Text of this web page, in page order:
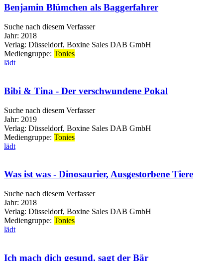
Benjamin Blümchen als Baggerfahrer
Suche nach diesem Verfasser
Jahr: 2018
Verlag: Düsseldorf, Boxine Sales DAB GmbH
Mediengruppe: Tonies
lädt
Bibi & Tina - Der verschwundene Pokal
Suche nach diesem Verfasser
Jahr: 2019
Verlag: Düsseldorf, Boxine Sales DAB GmbH
Mediengruppe: Tonies
lädt
Was ist was - Dinosaurier, Ausgestorbene Tiere
Suche nach diesem Verfasser
Jahr: 2018
Verlag: Düsseldorf, Boxine Sales DAB GmbH
Mediengruppe: Tonies
lädt
Ich mach dich gesund, sagt der Bär